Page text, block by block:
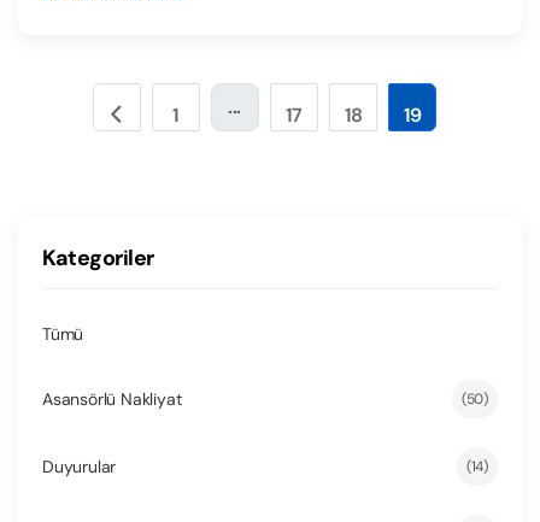
1 ... 17 18 19
Kategoriler
Tümü
Asansörlü Nakliyat (50)
Duyurular (14)